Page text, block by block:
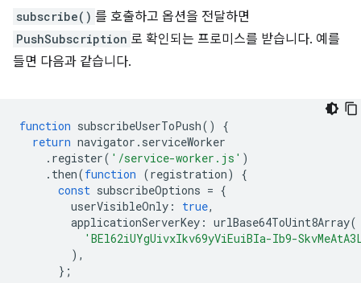
subscribe() 를 호출하고 옵션을 전달하면
PushSubscription 로 확인되는 프로미스를 받습니다. 예를
들면 다음과 같습니다.
function subscribeUserToPush()
{
return navigator . serviceWorker
. register( '/service-worker.js' )
. then(function (registration)
{
const subscribeOptions = {
userVisibleOnly : true,
applicationServerKey : urlBase64ToUint8Array(
'BEl62iUYgUivxIkv69yViEuiBIa-Ib9-
),
};